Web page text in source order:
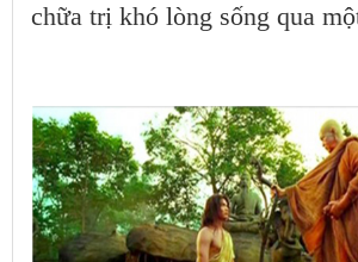
chữa trị khó lòng sống qua